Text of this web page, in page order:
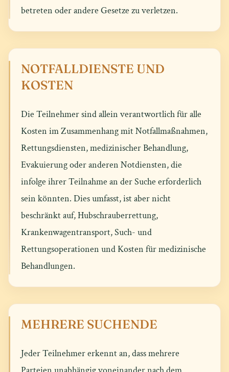
betreten oder andere Gesetze zu verletzen.
NOTFALLDIENSTE UND
KOSTEN
Die Teilnehmer sind allein verantwortlich für alle
Kosten im Zusammenhang mit Notfallmaßnahmen,
Rettungsdiensten, medizinischer Behandlung,
Evakuierung oder anderen Notdiensten, die
infolge ihrer Teilnahme an der Suche erforderlich
sein könnten. Dies umfasst, ist aber nicht
beschränkt auf, Hubschrauberrettung,
Krankenwagentransport, Such- und
Rettungsoperationen und Kosten für medizinische
Behandlungen.
MEHRERE SUCHENDE
Jeder Teilnehmer erkennt an, dass mehrere